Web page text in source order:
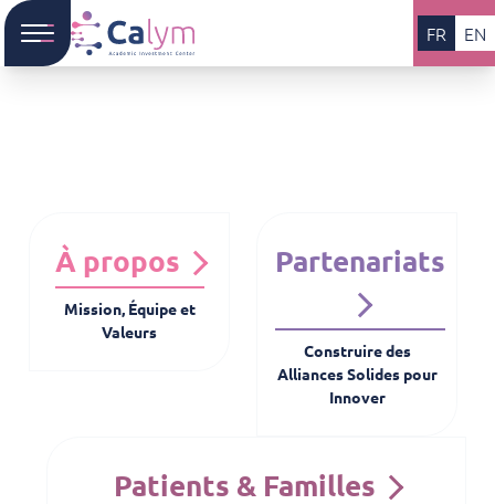
FR EN
À propos
Mission, Équipe et
Valeurs
Partenariats
Construire des
Alliances Solides pour
Innover
Patients & Familles